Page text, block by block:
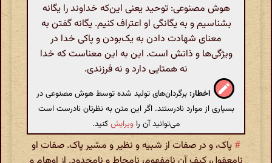
هوش مصنوعی: توحید یعنی این‌که خداوند را یگانه
بشناسیم و به یگانگی او اعتراف کنیم. یگانه گفتن به
معنای شهادت دادن به یک‌بودن و پاکی خدا در
ویژگی‌ها و ذاتش است. این به این معناست که خدا
نه همتایی دارد و نه فرزندی.
اخطار: برگردان‌های تولید شده توسط هوش مصنوعی در
بسیاری از موارد نادرستند. اگر این متن به نظرتان نادرست است
می‌توانید آن را ویرایشکنید.
# پاک، و در صفات از شبیه و نظیر و مشیر پاک. صفات او